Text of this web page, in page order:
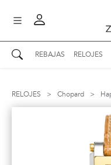
REBAJAS RELOJES
Mis mensajes
RELOJES > Chopard >